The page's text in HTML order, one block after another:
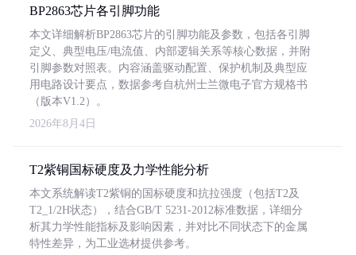
BP2863芯片各引脚功能
本文详细解析BP2863芯片的引脚功能及参数，包括各引脚
定义、典型电压/电流值、内部逻辑关系等核心数据，并附
引脚参数对照表。内容涵盖驱动配置、保护机制及典型应
用电路设计要点，数据参考自杭州士兰微电子官方规格书
（版本V1.2）。
2026年8月4日
T2紫铜国标硬度及力学性能分析
本文系统解读T2紫铜的国标硬度和抗拉强度（包括T2及
T2_1/2H状态），结合GB/T 5231-2012标准数据，详细分
析其力学性能指标及影响因素，并对比不同状态下的金属
特性差异，为工业选材提供参考。